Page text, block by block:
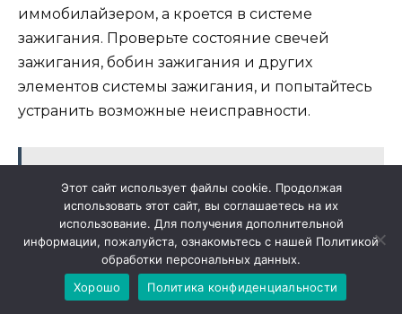
иммобилайзером, а кроется в системе
зажигания. Проверьте состояние свечей
зажигания, бобин зажигания и других
элементов системы зажигания, и попытайтесь
устранить возможные неисправности.
кузовной ремонт Mitsubishi Lancer 10 на
Каширке - восстановление автомобиля
в идеальное состояние
В случае, если ни одна из этих рекомендаций
Этот сайт использует файлы cookie. Продолжая
использовать этот сайт, вы соглашаетесь на их
использование. Для получения дополнительной
информации, пожалуйста, ознакомьтесь с нашей Политикой
обработки персональных данных.
Хорошо
Политика конфиденциальности